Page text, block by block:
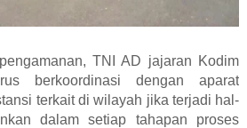
TNI AD jajaran Kodim
berkoordinasi dengan aparat
terkait di wilayah jika terjadi hal-
dalam setiap tahapan proses